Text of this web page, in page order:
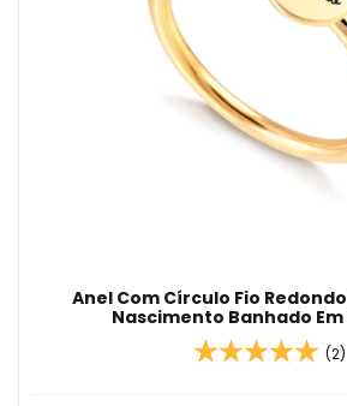
Anel Com Círculo Fio
Nascimento Banhado Em
(2)